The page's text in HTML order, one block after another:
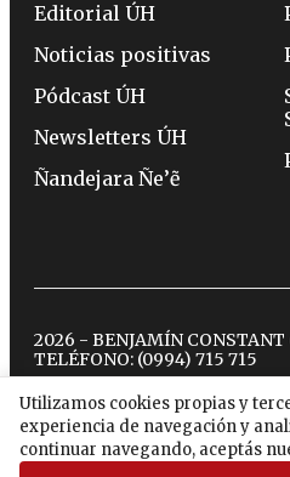
Utilizamos cookies propias y
experiencia de navegación y
continuar navegando, aceptás
Editorial ÚH
Noticias positivas
Pódcast ÚH
Newsletters ÚH
Ñandejara Ñe’ẽ
2026 - BENJAMÍN
TELÉFONO: (0994) 715 715
twitterinstagram
facebook